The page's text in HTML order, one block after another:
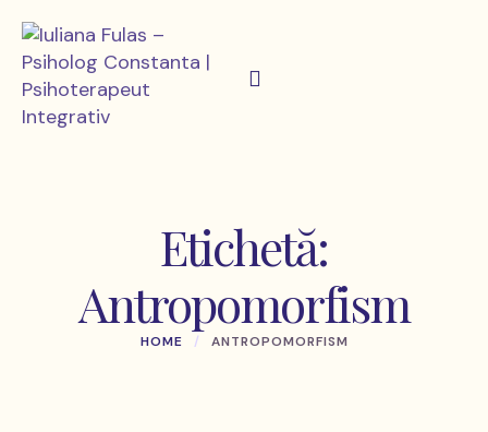
Etichetă:
Antropomorfism
HOME / ANTROPOMORFISM